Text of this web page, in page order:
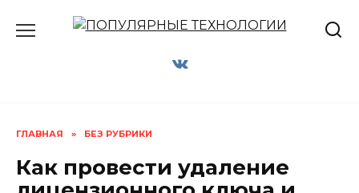
ГЛАВНАЯ » БЕЗ РУБРИКИ
Как провести удаление